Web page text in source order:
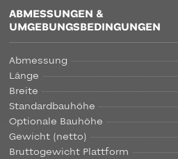
ABMESSUNGEN &
UMGEBUNGSBEDINGUNGEN
Abmessung
Länge
Breite
Standardbauhöhe
Optionale Bauhöhe
Gewicht (netto)
Bruttogewicht Plattform